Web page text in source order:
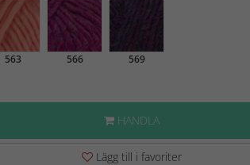
563 566 569
HANDLA
Lägg till i favoriter